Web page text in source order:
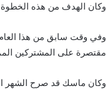
وكان الهدف من هذه
وفي وقت سابق من هذا
مقتصرة على المشتركين
وكان ماسك قد صرح الشهر